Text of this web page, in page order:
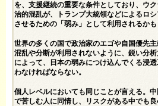
を、支援継続の重要な条件としており、ウ
治的混乱が、トランプ大統領などによるロ
させるための「弱み」として利用されるかも
世界の多くの国で政治家のエゴや自国優先
混乱や分断が利用されないように、鋭い分
によって、日本の弱みにつけ込んでくる浸
わなければならない。
個人レベルにおいても同じことが言える。
で苦しむ人に同情し、リスクがある中でも